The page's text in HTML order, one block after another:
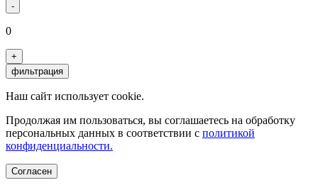
-
0
+
фильтрация
Наш сайт использует cookie.
Продолжая им пользоваться, вы соглашаетесь на обработку
персональных данных в соответствии с политикой
конфиденциальности.
Согласен